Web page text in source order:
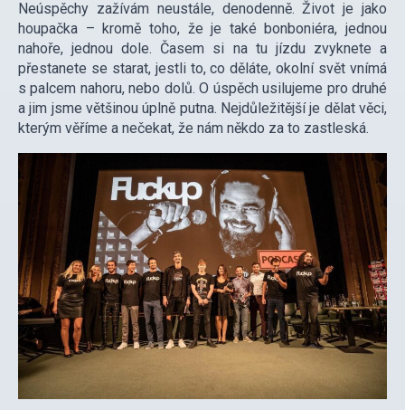
Neúspěchy zažívám neustále, denodenně. Život je jako
houpačka – kromě toho, že je také bonboniéra, jednou
nahoře, jednou dole. Časem si na tu jízdu zvyknete a
přestanete se starat, jestli to, co děláte, okolní svět vnímá
s palcem nahoru, nebo dolů. O úspěch usilujeme pro druhé
a jim jsme většinou úplně putna. Nejdůležitější je dělat věci,
kterým věříme a nečekat, že nám někdo za to zastleská.